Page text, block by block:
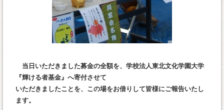
当日いただきました募金の全額を、学校法人東北文化学園大学
『輝ける者基金』へ寄付させて
いただきましたことを、この場をお借りして皆様にご報告いたし
ます。